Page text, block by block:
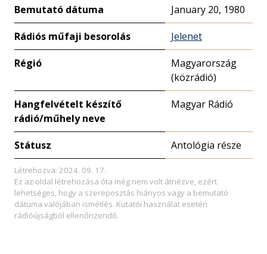
Bemutató dátuma January 20, 1980
Rádiós műfaji besorolás Jelenet
Régió
Magyarország
(közrádió)
Hangfelvételt készítő
rádió/műhely neve
Magyar Rádió
Státusz Antológia része
Létrehozva: 2024. 09. 17.
Ez az oldal létrehozása óta még nem volt átnézve, ezért
lehetséges, hogy a szereposztás hiányos vagy a bemutató
dátuma valójában ismétlés. Kutatói használat esetén
rádióújságból ellenőrizendő.